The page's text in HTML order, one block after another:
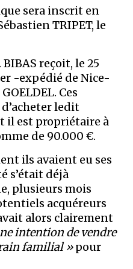
sera inscrit en
TRIPET, le
reçoit, le 25
-expédié de Nice-
Ces
ledit
il est propriétaire à
de 90.000 €.
ils avaient eu ses
s’était déjà
plusieurs mois
acquéreurs
alors clairement
intention de vendre
familial »pour